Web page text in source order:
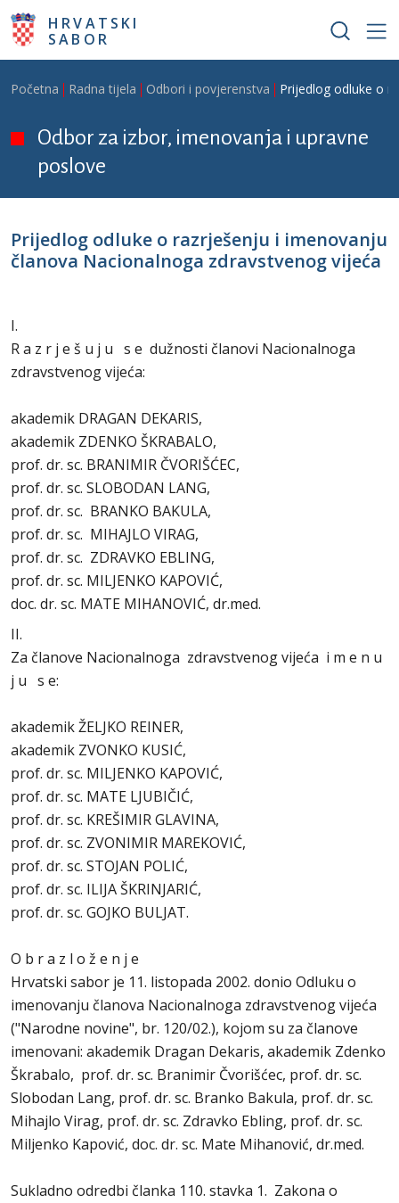
Skoči na glavni sadržaj
HRVATSKI
SABOR
Breadcrumb
Početna Radna tijela Odbori i povjerenstva Prijedlog odluke o
Odbor za izbor, imenovanja i upravne
poslove
Prijedlog odluke o razrješenju i imenovanju
članova Nacionalnoga zdravstvenog vijeća
I.
R a z r j e š u j u s e dužnosti članovi Nacionalnoga
zdravstvenog vijeća:
akademik DRAGAN DEKARIS,
akademik ZDENKO ŠKRABALO,
prof. dr. sc. BRANIMIR ČVORIŠĆEC,
prof. dr. sc. SLOBODAN LANG,
prof. dr. sc. BRANKO BAKULA,
prof. dr. sc. MIHAJLO VIRAG,
prof. dr. sc. ZDRAVKO EBLING,
prof. dr. sc. MILJENKO KAPOVIĆ,
doc. dr. sc. MATE MIHANOVIĆ, dr.med.
II.
Za članove Nacionalnoga zdravstvenog vijeća i m e n u
j u s e:
akademik ŽELJKO REINER,
akademik ZVONKO KUSIĆ,
prof. dr. sc. MILJENKO KAPOVIĆ,
prof. dr. sc. MATE LJUBIČIĆ,
prof. dr. sc. KREŠIMIR GLAVINA,
prof. dr. sc. ZVONIMIR MAREKOVIĆ,
prof. dr. sc. STOJAN POLIĆ,
prof. dr. sc. ILIJA ŠKRINJARIĆ,
prof. dr. sc. GOJKO BULJAT.
O b r a z l o ž e n j e
Hrvatski sabor je 11. listopada 2002. donio Odluku o
imenovanju članova Nacionalnoga zdravstvenog vijeća
("Narodne novine", br. 120/02.), kojom su za članove
imenovani: akademik Dragan Dekaris, akademik Zdenko
Škrabalo, prof. dr. sc. Branimir Čvorišćec, prof. dr. sc.
Slobodan Lang, prof. dr. sc. Branko Bakula, prof. dr. sc.
Mihajlo Virag, prof. dr. sc. Zdravko Ebling, prof. dr. sc.
Miljenko Kapović, doc. dr. sc. Mate Mihanović, dr.med.
Sukladno odredbi članka 110. stavka 1. Zakona o